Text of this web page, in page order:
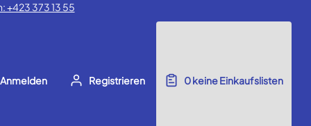
+423 373 13 55
Anmelden Registrieren 0keine Einkaufslisten